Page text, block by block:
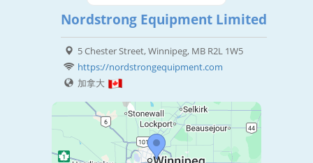
Nordstrong Equipment Limited
5 Chester Street, Winnipeg, MB R2L 1W5
https://nordstrongequipment.com
加拿大